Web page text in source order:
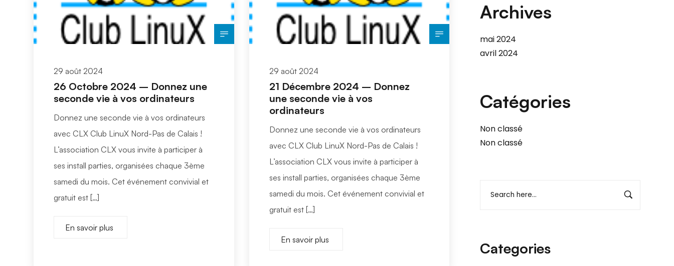
Archives
mai 2024
avril 2024
Catégories
Non classé
Non classé
Categories
29 août 2024
26 Octobre 2024 – Donnez une
seconde vie à vos ordinateurs
Donnez une seconde vie à vos ordinateurs
avec CLX Club LinuX Nord-Pas de Calais !
L’association CLX vous invite à participer à
ses install parties, organisées chaque 3ème
samedi du mois. Cet événement convivial et
gratuit est […]
En savoir plus
29 août 2024
21 Décembre 2024 – Donnez
une seconde vie à vos
ordinateurs
Donnez une seconde vie à vos ordinateurs
avec CLX Club LinuX Nord-Pas de Calais !
L’association CLX vous invite à participer à
ses install parties, organisées chaque 3ème
samedi du mois. Cet événement convivial et
gratuit est […]
En savoir plus